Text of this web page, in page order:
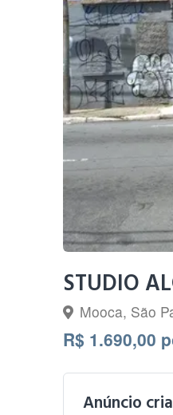
STUDIO
Mooca, São
R$ 1.690,00
Anúncio